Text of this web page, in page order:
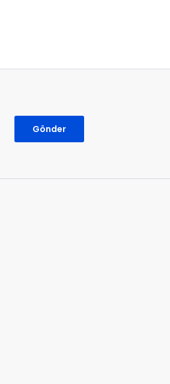
Gönder